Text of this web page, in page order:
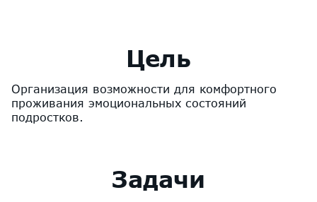
Цель
Организация возможности для комфортного
проживания эмоциональных состояний
подростков.
Задачи